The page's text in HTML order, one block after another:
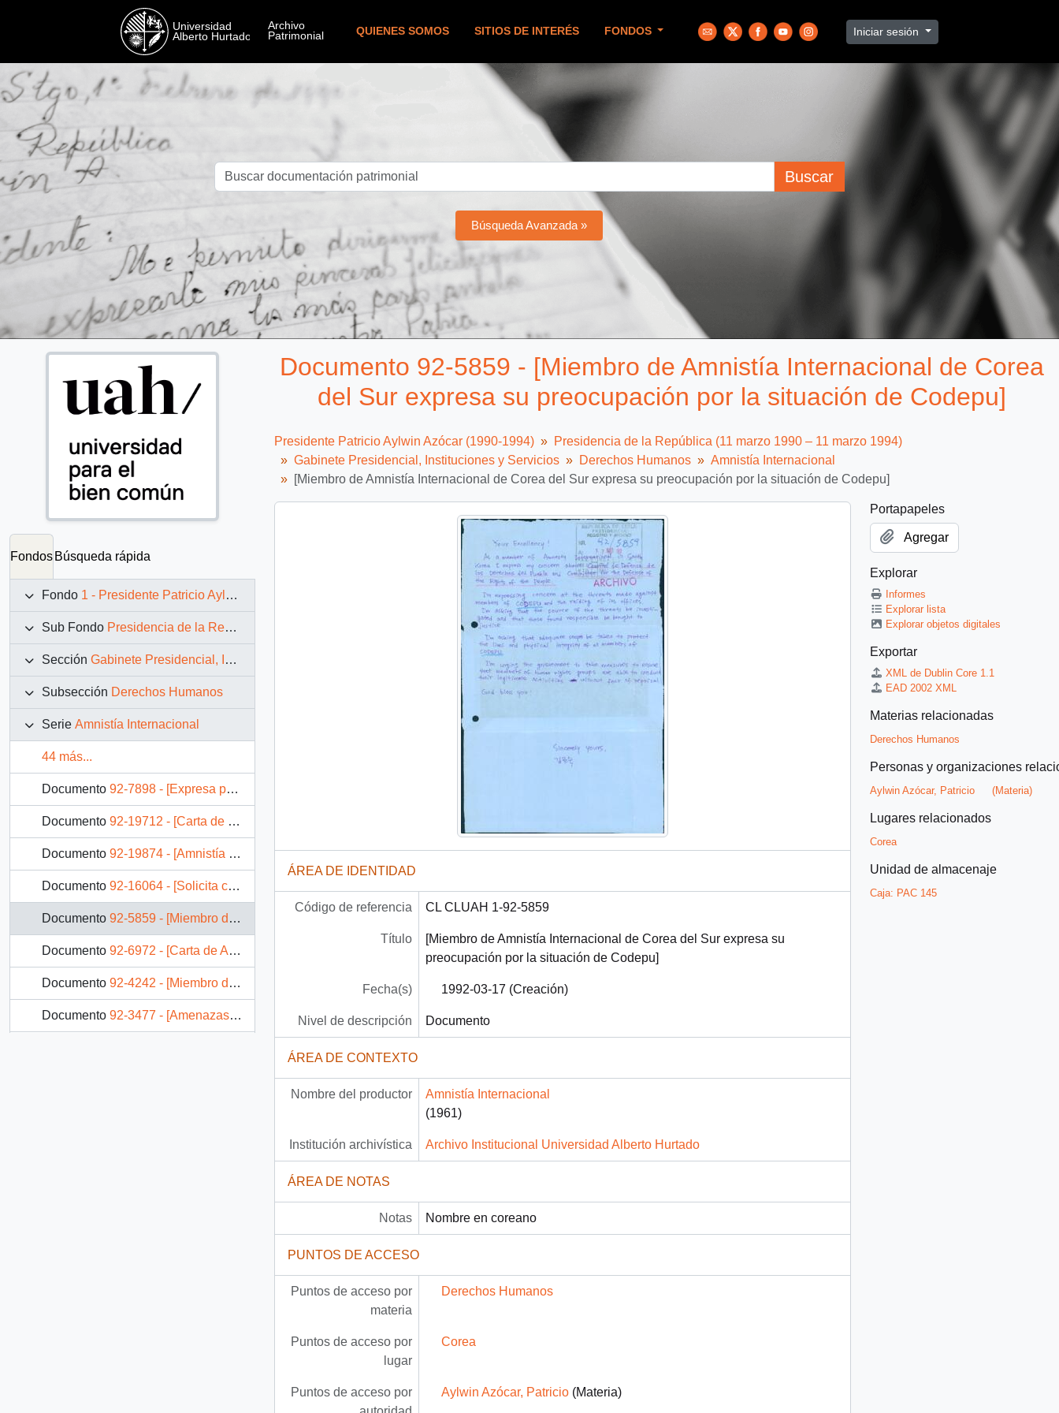
QUIENES SOMOS SITIOS DE INTERÉS FONDOS Iniciar sesión
Buscar
Búsqueda Avanzada »
Fondos Búsqueda rápida
Fondo 1 - Presidente Patricio Aylwin Azócar (1990-1994)
Sub Fondo Presidencia de la República (11 marzo 1990 – 11 marzo 1994)
Sección Gabinete Presidencial, Instituciones y Servicios
Subsección Derechos Humanos
Serie Amnistía Internacional
44 más...
Documento 92-7898 - [Expresa preocupación por informes de Amnistia Internacional por mapuches detenidos desaparecidos]
Documento 92-19712 - [Carta de miembro de Amnistía Internacional]
Documento 92-19874 - [Amnistía Internacional se opone a pena de muerte]
Documento 92-16064 - [Solicita cambiar la sentencia de muerte de Juan Salvo Zuñiga]
Documento 92-5859 - [Miembro de Amnistía Internacional de Corea del Sur expresa su preocupación por la situación de Codepu]
Documento 92-6972 - [Carta de Amnistía Internacional sobre desaparición de mapuches]
Documento 92-4242 - [Miembro de Amnistía Internacional sobre pena de muerte en Chile]
Documento 92-3477 - [Amenazas a CODEPU]
Documento 92-5859 - [Miembro de Amnistía Internacional de Corea
del Sur expresa su preocupación por la situación de Codepu]
Presidente Patricio Aylwin Azócar (1990-1994)
Presidencia de la República (11 marzo 1990 – 11 marzo 1994)
Gabinete Presidencial, Instituciones y Servicios
Derechos Humanos
Amnistía Internacional
[Miembro de Amnistía Internacional de Corea del Sur expresa su preocupación por la situación de Codepu]
ÁREA DE IDENTIDAD
Código de referencia CL CLUAH 1-92-5859
Título
[Miembro de Amnistía Internacional de Corea del Sur expresa su
preocupación por la situación de Codepu]
Fecha(s) 1992-03-17 (Creación)
Nivel de descripción Documento
ÁREA DE CONTEXTO
Nombre del productor
Amnistía Internacional
(1961)
Institución archivística Archivo Institucional Universidad Alberto Hurtado
ÁREA DE NOTAS
Notas Nombre en coreano
PUNTOS DE ACCESO
Puntos de acceso por
materia
Derechos Humanos
Puntos de acceso por
lugar
Corea
Puntos de acceso por
Aylwin Azócar, Patricio(Materia)
Portapapeles
Agregar
Explorar
Informes
Explorar lista
Explorar objetos digitales
Exportar
XML de Dublin Core 1.1
EAD 2002 XML
Materias relacionadas
Derechos Humanos
Personas y organizaciones
Aylwin Azócar, Patricio (Materia)
Lugares relacionados
Corea
Unidad de almacenaje
Caja: PAC 145